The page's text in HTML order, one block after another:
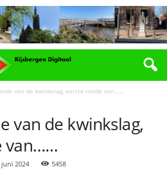
van de kwinkslag, eerste ronde van……
van de kwinkslag,
van……
juni 2024 5458